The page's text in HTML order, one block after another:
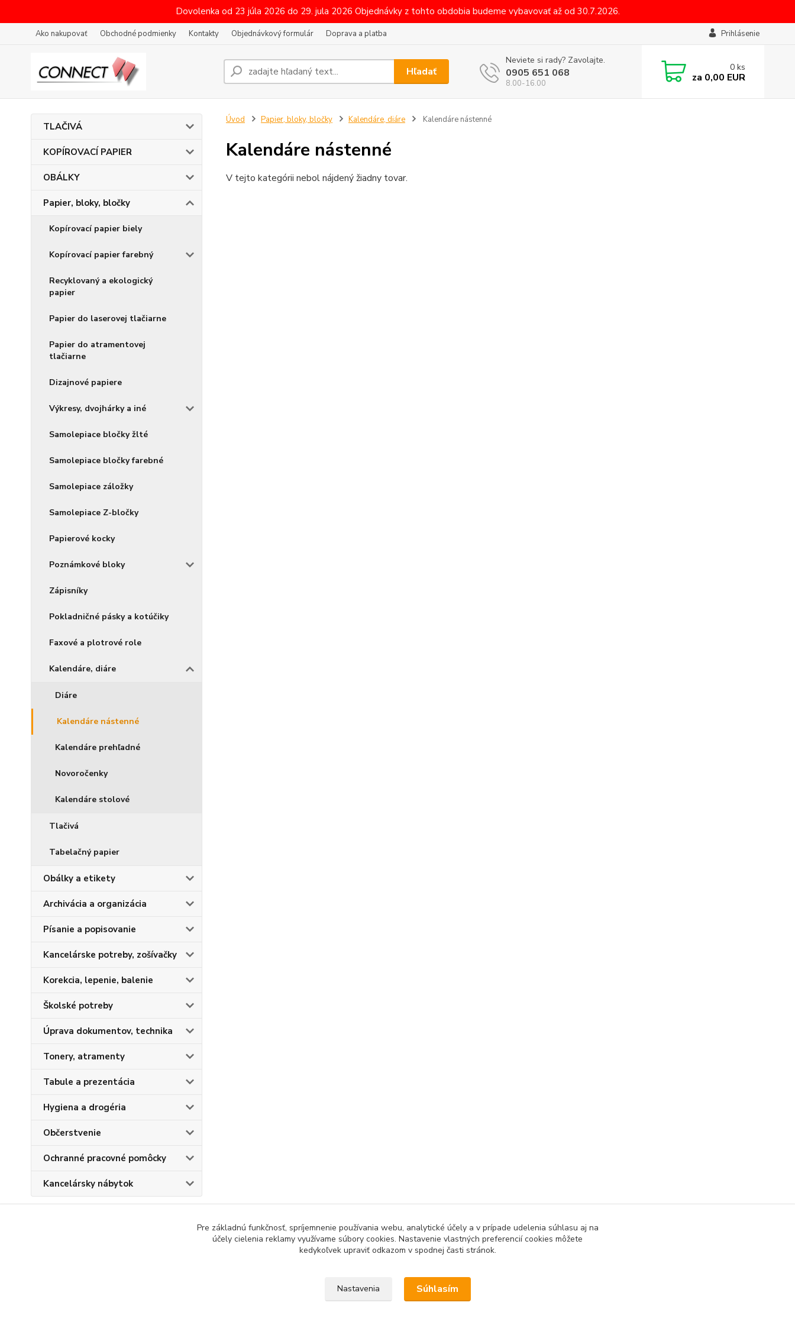
Dovolenka od 23 júla 2026 do 29. jula 2026 Objednávky z tohto obdobia budeme vybavovať až od 30.7.2026.
Ako nakupovať Obchodné podmienky Kontakty Objednávkový formulár Doprava a platba Prihlásenie
Hľadať
Neviete si rady? Zavolajte.
0905 651 068
8.00-16.00
0 ks
za 0,00 EUR
TLAČIVÁ
KOPÍROVACÍ PAPIER
OBÁLKY
Papier, bloky, bločky
Kopírovací papier biely
Kopírovací papier farebný
Recyklovaný a ekologický
papier
Papier do laserovej tlačiarne
Papier do atramentovej
tlačiarne
Dizajnové papiere
Výkresy, dvojhárky a iné
Samolepiace bločky žlté
Samolepiace bločky farebné
Samolepiace záložky
Samolepiace Z-bločky
Papierové kocky
Poznámkové bloky
Zápisníky
Pokladničné pásky a kotúčiky
Faxové a plotrové role
Kalendáre, diáre
Diáre
Kalendáre nástenné
Kalendáre prehľadné
Novoročenky
Kalendáre stolové
Tlačivá
Tabelačný papier
Obálky a etikety
Archivácia a organizácia
Písanie a popisovanie
Kancelárske potreby, zošívačky
Korekcia, lepenie, balenie
Školské potreby
Úprava dokumentov, technika
Tonery, atramenty
Tabule a prezentácia
Hygiena a drogéria
Občerstvenie
Ochranné pracovné pomôcky
Kancelársky nábytok
Úvod Papier, bloky, bločky Kalendáre, diáre Kalendáre nástenné
Kalendáre nástenné
V tejto kategórii nebol nájdený žiadny tovar.
Upravit sběr cookies.
Pre základnú funkčnosť, spríjemnenie používania webu, analytické účely a v prípade udelenia súhlasu aj na
účely cielenia reklamy využívame súbory cookies. Nastavenie vlastných preferencií cookies môžete
kedykoľvek upraviť odkazom v spodnej časti stránok.
Nastavenia Súhlasím